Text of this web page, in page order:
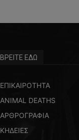
ΒΡΕΙΤΕ ΕΔΩ
ΕΠΙΚΑΙΡΟΤΗΤΑ
ANIMAL DEATHS
ΑΡΘΡΟΓΡΑΦΙΑ
ΚΗΔΕΙΕΣ